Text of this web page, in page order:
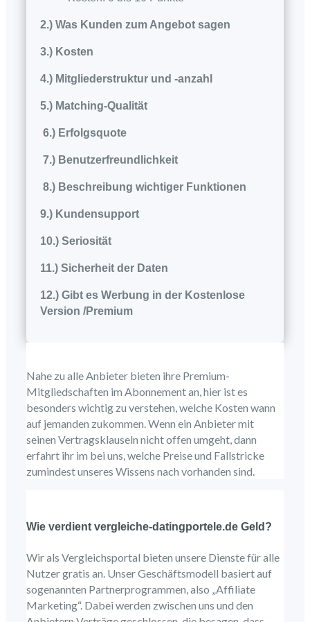
2.) Was Kunden zum Angebot sagen
3.) Kosten
4.) Mitgliederstruktur und -anzahl
5.) Matching-Qualität
6.) Erfolgsquote
7.) Benutzerfreundlichkeit
8.) Beschreibung wichtiger Funktionen
9.) Kundensupport
10.) Seriosität
11.) Sicherheit der Daten
12.) Gibt es Werbung in der Kostenlose
Version /Premium
Nahe zu alle Anbieter bieten ihre Premium-
Mitgliedschaften im Abonnement an, hier ist es
besonders wichtig zu verstehen, welche Kosten wann
auf jemanden zukommen. Wenn ein Anbieter mit
seinen Vertragsklauseln nicht offen umgeht, dann
erfahrt ihr im bei uns, welche Preise und Fallstricke
zumindest unseres Wissens nach vorhanden sind.
Wie verdient vergleiche-datingportele.de Geld?
Wir als Vergleichsportal bieten unsere Dienste für alle
Nutzer gratis an. Unser Geschäftsmodell basiert auf
sogenannten Partnerprogrammen, also „Affiliate
Marketing“. Dabei werden zwischen uns und den